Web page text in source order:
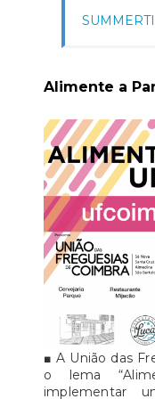
Alimente a
■ A União das
o lema
implementar